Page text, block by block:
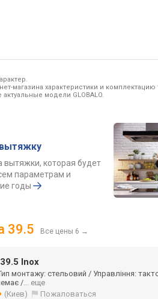
магазина характеристики и комплектацию
модели GLOBALO.
вытяжки, которая будет
параметрам и
годы
39.5 Все цены 6 →
Inox
монтажу: стельовий / Управління:
/... еще
(Киев) Пожаловаться